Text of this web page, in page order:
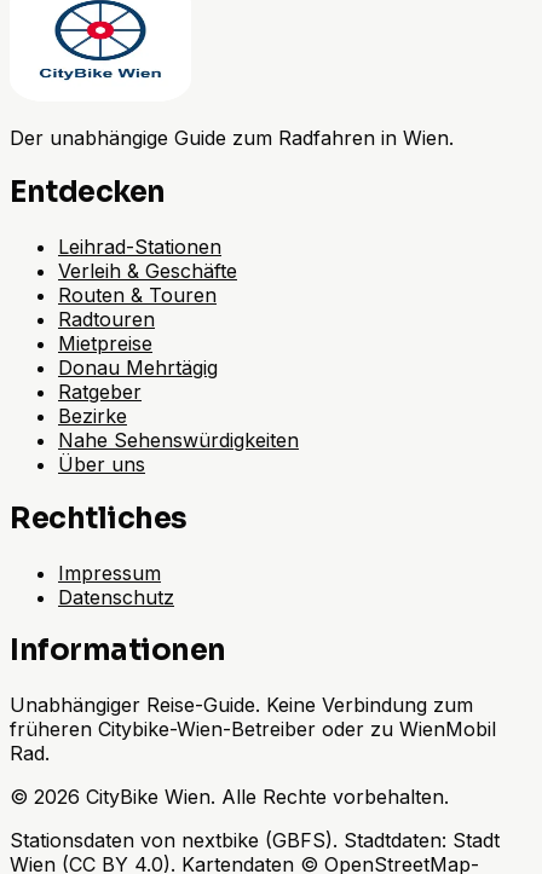
Der unabhängige Guide zum Radfahren in Wien.
Entdecken
Leihrad-Stationen
Verleih & Geschäfte
Routen & Touren
Radtouren
Mietpreise
Donau Mehrtägig
Ratgeber
Bezirke
Nahe Sehenswürdigkeiten
Über uns
Rechtliches
Impressum
Datenschutz
Informationen
Unabhängiger Reise-Guide. Keine Verbindung zum
früheren Citybike-Wien-Betreiber oder zu WienMobil
Rad.
© 2026 CityBike Wien. Alle Rechte vorbehalten.
Stationsdaten von nextbike (GBFS). Stadtdaten: Stadt
Wien (CC BY 4.0). Kartendaten © OpenStreetMap-